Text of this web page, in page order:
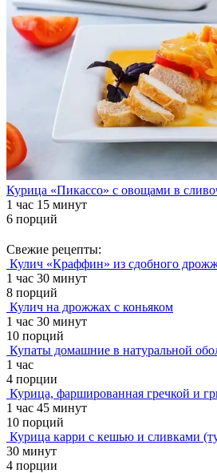
Курица «Пикассо» с овощами в
1 час 15 минут
6 порций
Свежие рецепты:
Кулич «Краффин» из сдобного
1 час 30 минут
8 порций
Кулич на дрожжах с коньяком
1 час 30 минут
10 порций
Купаты домашние в натуральной
1 час
4 порции
Курица, фаршированная гречкой и
1 час 45 минут
10 порций
Курица карри с кешью и сливками
30 минут
4 порции